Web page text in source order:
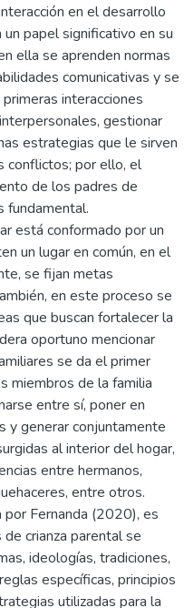
en el desarrollo
papel significativo en su
ella se aprenden normas
comunicativas y se
interacciones
gestionar
estrategias que le sirven
conflictos; por ello, el
de los padres de
fundamental.
está conformado por un
un lugar en común, en el
se fijan metas
en este proceso se
que buscan fortalecer la
oportuno mencionar
se da el primer
miembros de la familia
entre sí, poner en
y generar conjuntamente
al interior del hogar,
entre hermanos,
entre otros.
Fernanda (2020), es
crianza parental se
ideologías, tradiciones,
específicas, principios
utilizadas para la